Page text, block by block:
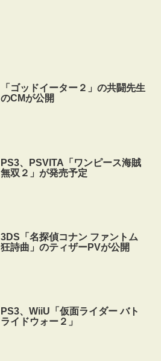
「ゴッドイーター２」の共闘先生
のCMが公開
PS3、PSVITA「ワンピース海賊
無双２」が発売予定
3DS「名探偵コナン ファントム
狂詩曲」のティザーPVが公開
PS3、WiiU「仮面ライダー バト
ライドウォー２」